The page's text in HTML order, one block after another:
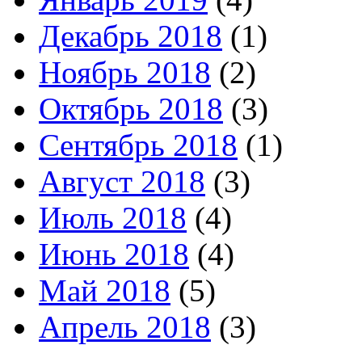
Декабрь 2018 (1)
Ноябрь 2018 (2)
Октябрь 2018 (3)
Сентябрь 2018 (1)
Август 2018 (3)
Июль 2018 (4)
Июнь 2018 (4)
Май 2018 (5)
Апрель 2018 (3)